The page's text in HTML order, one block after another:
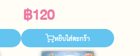
฿120
หยิบใส่ตะกร้า